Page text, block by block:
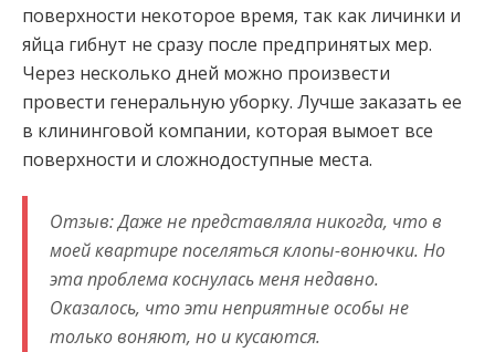
поверхности некоторое время, так как личинки и
яйца гибнут не сразу после предпринятых мер.
Через несколько дней можно произвести
провести генеральную уборку. Лучше заказать ее
в клининговой компании, которая вымоет все
поверхности и сложнодоступные места.
Отзыв: Даже не представляла никогда, что в
моей квартире поселяться клопы-вонючки. Но
эта проблема коснулась меня недавно.
Оказалось, что эти неприятные особы не
только воняют, но и кусаются.